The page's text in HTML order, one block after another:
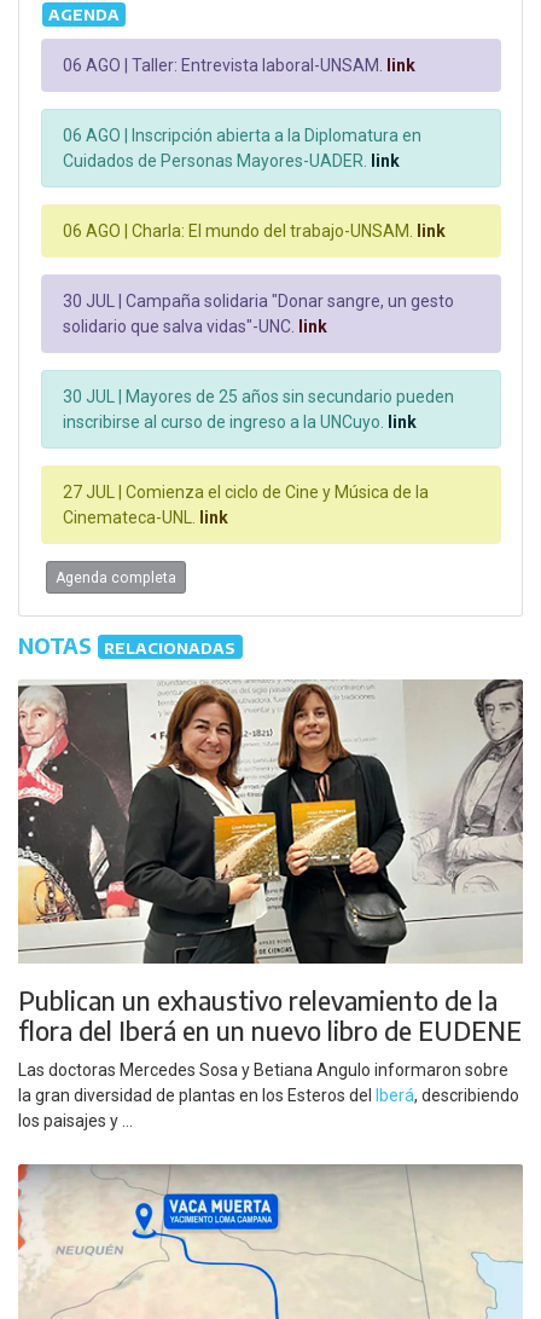
AGENDA
06 AGO | Taller: Entrevista laboral-UNSAM. link
06 AGO | Inscripción abierta a la Diplomatura en
Cuidados de Personas Mayores-UADER. link
06 AGO | Charla: El mundo del trabajo-UNSAM. link
30 JUL | Campaña solidaria "Donar sangre, un gesto
solidario que salva vidas"-UNC. link
30 JUL | Mayores de 25 años sin secundario pueden
inscribirse al curso de ingreso a la UNCuyo. link
27 JUL | Comienza el ciclo de Cine y Música de la
Cinemateca-UNL.
link
Agenda completa
NOTAS RELACIONADAS
Publican un exhaustivo relevamiento de la
flora del Iberá en un nuevo libro de EUDENE
Las doctoras Mercedes Sosa y Betiana Angulo informaron sobre
la gran diversidad de plantas en los Esteros del
Iberá, describiendo
los paisajes y ...